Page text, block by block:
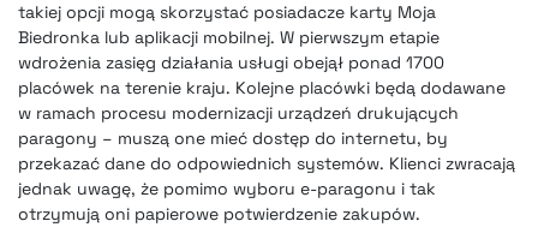
takiej opcji mogą skorzystać posiadacze karty Moja
Biedronka lub aplikacji mobilnej. W pierwszym etapie
wdrożenia zasięg działania usługi obejął ponad 1700
placówek na terenie kraju. Kolejne placówki będą dodawane
w ramach procesu modernizacji urządzeń drukujących
paragony – muszą one mieć dostęp do internetu, by
przekazać dane do odpowiednich systemów. Klienci zwracają
jednak uwagę, że pomimo wyboru e-paragonu i tak
otrzymują oni papierowe potwierdzenie zakupów.